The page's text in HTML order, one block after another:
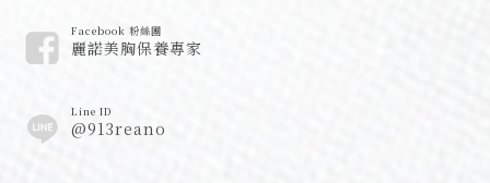
Facebook 粉絲團
麗諾美胸保養專家
Line ID
@913reano